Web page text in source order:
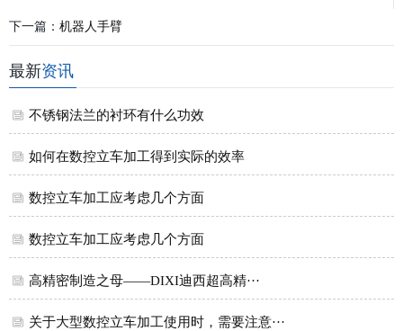
下一篇： 机器人手臂
最新资讯
不锈钢法兰的衬环有什么功效
如何在数控立车加工得到实际的效率
数控立车加工应考虑几个方面
数控立车加工应考虑几个方面
高精密制造之母——DIXI迪西超高精···
关于大型数控立车加工使用时，需要注意···